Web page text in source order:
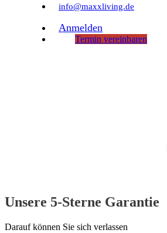
info@maxxliving.de
Anmelden
Termin vereinbaren
Unsere 5-Sterne Garantie
Darauf können Sie sich verlassen